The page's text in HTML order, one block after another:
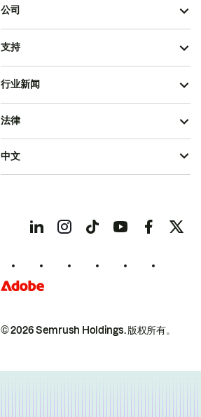
公司
支持
行业新闻
© 2026 Semrush Holdings.版权所有。
法律
中文